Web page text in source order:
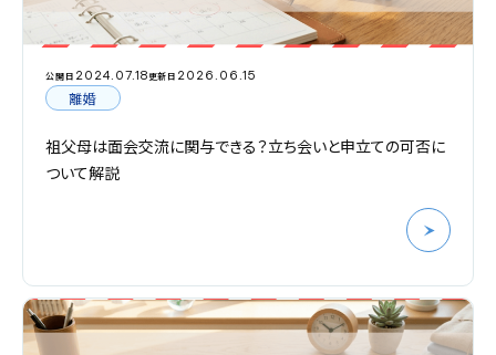
公開日 2024.07.18更新日 2026.06.15
離婚
祖父母は面会交流に関与できる？立ち会いと申立ての可否に
ついて解説